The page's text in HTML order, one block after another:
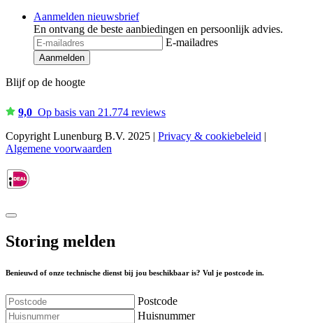
Aanmelden nieuwsbrief
En ontvang de beste aanbiedingen en persoonlijk advies.
E-mailadres
Aanmelden
Blijf op de hoogte
9,0 Op basis van 21.774 reviews
Copyright Lunenburg B.V. 2025 | Privacy & cookiebeleid |
Algemene voorwaarden
Storing melden
Benieuwd of onze technische dienst bij jou beschikbaar is? Vul je postcode in.
Postcode
Huisnummer